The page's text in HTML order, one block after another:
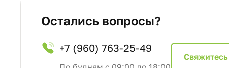
Остались вопросы?
+7 (960) 763-25-49